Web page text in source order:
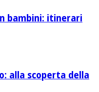
bambini: itinerari
alla scoperta della